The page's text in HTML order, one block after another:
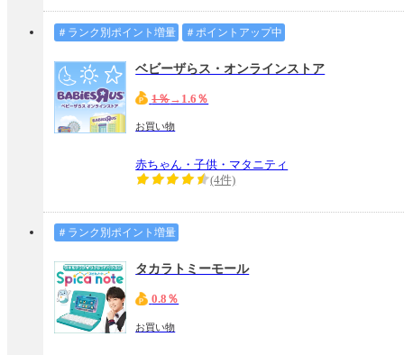
＃ランク別ポイント増量 ＃ポイントアップ中
ベビーザらス・オンラインストア
1％→1.6％
お買い物
赤ちゃん・子供・マタニティ
(4件)
＃ランク別ポイント増量
タカラトミーモール
0.8％
お買い物